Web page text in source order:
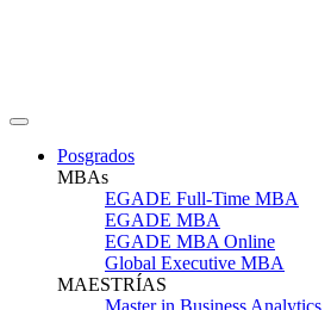
Posgrados
MBAs
EGADE Full-Time MBA
EGADE MBA
EGADE MBA Online
Global Executive MBA
MAESTRÍAS
Master in Business Analytics